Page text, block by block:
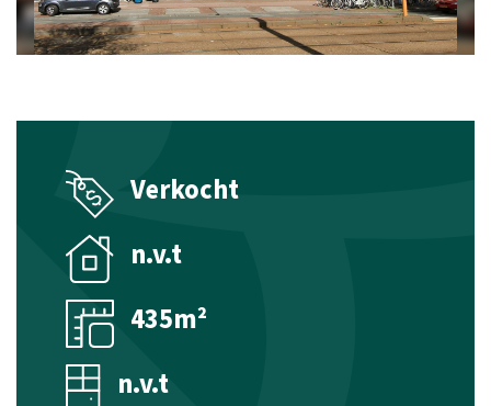
Beheer
Financieel beheer
Taxaties
Woningtaxaties
Taxaties Zakelijk Vastgoed
Aanbod
Woningaanbod koop
Verkocht
n.v.t
435m²
n.v.t